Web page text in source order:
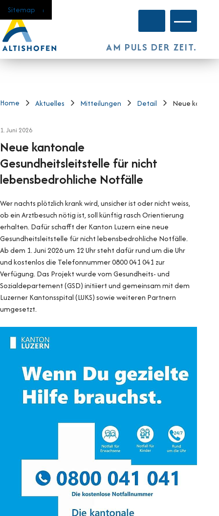
Navigieren in Altishofen
Schnellnavigation
Home
Navigation
Inhalt
Suche
Sitemap
AM PULS DER ZEIT.
Home Aktuelles Mitteilungen Detail Neue
Neue kantonale
Gesundheitsleitstelle für nicht
lebensbedrohliche Notfälle
1. Juni 2026
Wer nachts plötzlich krank wird, unsicher ist oder nicht weiss,
ob ein Arztbesuch nötig ist, soll künftig rasch Orientierung
erhalten. Dafür schafft der Kanton Luzern eine neue
Gesundheitsleitstelle für nicht lebensbedrohliche Notfälle.
Ab dem 1. Juni 2026 um 12 Uhr steht dafür rund um die Uhr
und kostenlos die Telefonnummer 0800 041 041 zur
Verfügung. Das Projekt wurde vom Gesundheits- und
Sozialdepartement (GSD) initiiert und gemeinsam mit dem
Luzerner Kantonsspital (LUKS) sowie weiteren Partnern
umgesetzt.